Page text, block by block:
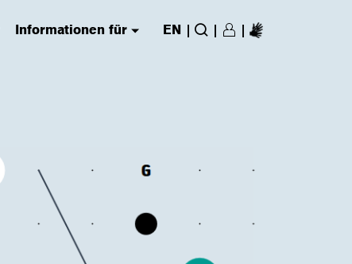
Informationen für
(has submenu) EN | Suche
| Login/Register
|